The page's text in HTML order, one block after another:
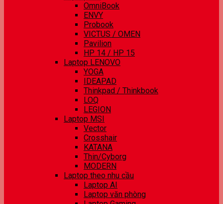
OmniBook
ENVY
Probook
VICTUS / OMEN
Pavilion
HP 14 / HP 15
Laptop LENOVO
YOGA
IDEAPAD
Thinkpad / Thinkbook
LOQ
LEGION
Laptop MSI
Vector
Crosshair
KATANA
Thin/Cyborg
MODERN
Laptop theo nhu cầu
Laptop AI
Laptop văn phòng